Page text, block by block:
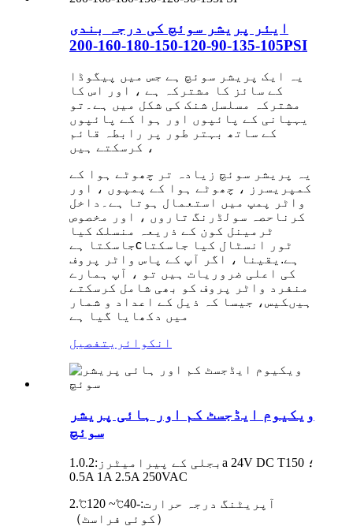
ایئر پریشر سوئچ کی درجہ بندی
105-135-90-120-150-180-160-200PSI
یہ ایک پریشر سوئچ ہے جس میں پیگوڈا
کے سائز کا مشترکہ ہے ، اور اس کا
مشترکہ مسلسل شنک کی شکل میں ہے۔
تو
یہ پانی کے پائپوں اور ہوا کے پائپوں
کے ساتھ بہتر طور پر رابطہ قائم
کرسکتے ہیں ،
یہ پریشر سوئچ زیادہ تر چھوٹے ہوا کے
کمپریسرز ، چھوٹے ہوا کے پمپوں ، اور
واٹر پمپ میں استعمال ہوتا ہے۔
داخل
کرنا حصہ سولڈرنگ تاروں ، اور مخصوص
ٹرمینل کون کے ذریعہ منسلک کیا
جاسکتا ہےc ٹور انسٹال کیا جاسکتا
ہے. یقینا ، اگر آپ کے پاس واٹر پروف
کی اعلی ضروریات ہیں تو ، آپ ہمارے
منفرد واٹر پروف کو بھی شامل کرسکتے
ہیں کیس، جیسا کہ ذیل کے اعداد و شمار
میں دکھایا گیا ہے
انکوائری تفصیل
ویکیوم ایڈجسٹ کم اور ہائی پریشر
سوئچ
1. بجلی کے پیرامیٹرز:
0.2a 24V DC T150 ؛
0.5A 1A 2.5A 250VAC
2.
آپریٹنگ درجہ حرارت:-40
℃
~ 120
℃
（ کوئی فراسٹ）